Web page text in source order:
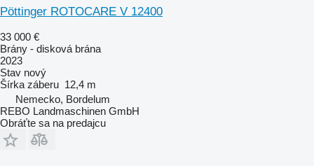
Pöttinger ROTOCARE V 12400
33 000 €
Brány - disková brána
2023
Stav nový
Šírka záberu 12,4 m
Nemecko, Bordelum
REBO Landmaschinen GmbH
Obráťte sa na predajcu